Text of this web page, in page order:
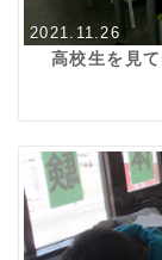
2021.11.26
高校生を見